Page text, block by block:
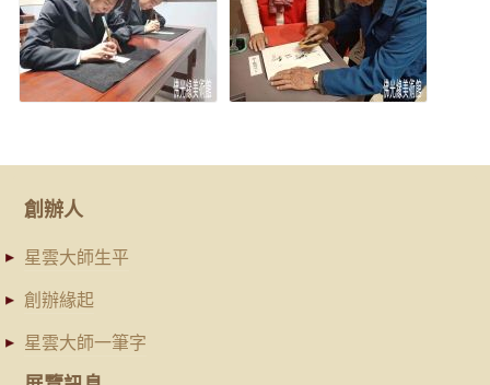
創辦人
星雲大師生平
創辦緣起
星雲大師一筆字